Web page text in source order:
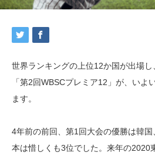
世界ランキングの上位12か国が出場
「第2回WBSCプレミア12」が、いよ
ます。
4年前の前回、第1回大会の優勝は韓
本は惜しくも3位でした。来年の2020